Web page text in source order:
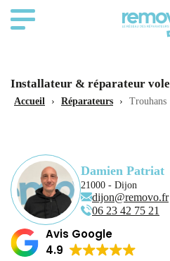
Installateur & réparateur
Accueil › Réparateurs › Trouhans
Damien Patriat
21000 - Dijon
dijon@removo.fr
06 23 42 75 21
Avis Google
4.9